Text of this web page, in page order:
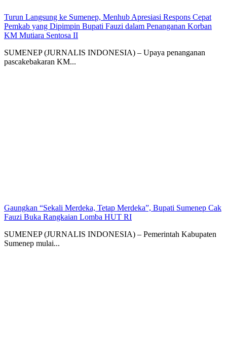
Turun Langsung ke Sumenep, Menhub Apresiasi Respons Cepat
Pemkab yang Dipimpin Bupati Fauzi dalam Penanganan Korban
KM Mutiara Sentosa II
SUMENEP (JURNALIS INDONESIA) – Upaya penanganan
pascakebakaran KM...
Gaungkan “Sekali Merdeka, Tetap Merdeka”, Bupati Sumenep Cak
Fauzi Buka Rangkaian Lomba HUT RI
SUMENEP (JURNALIS INDONESIA) – Pemerintah Kabupaten
Sumenep mulai...